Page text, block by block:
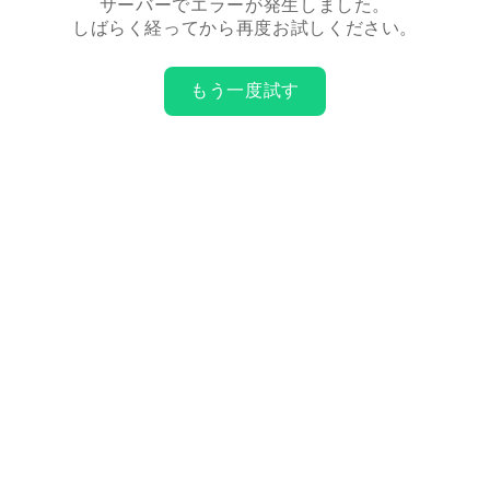
サーバーでエラーが発生しました。
しばらく経ってから再度お試しください。
もう一度試す